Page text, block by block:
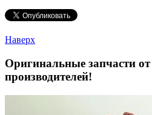
Наверх
Оригинальные запчасти
производителей!